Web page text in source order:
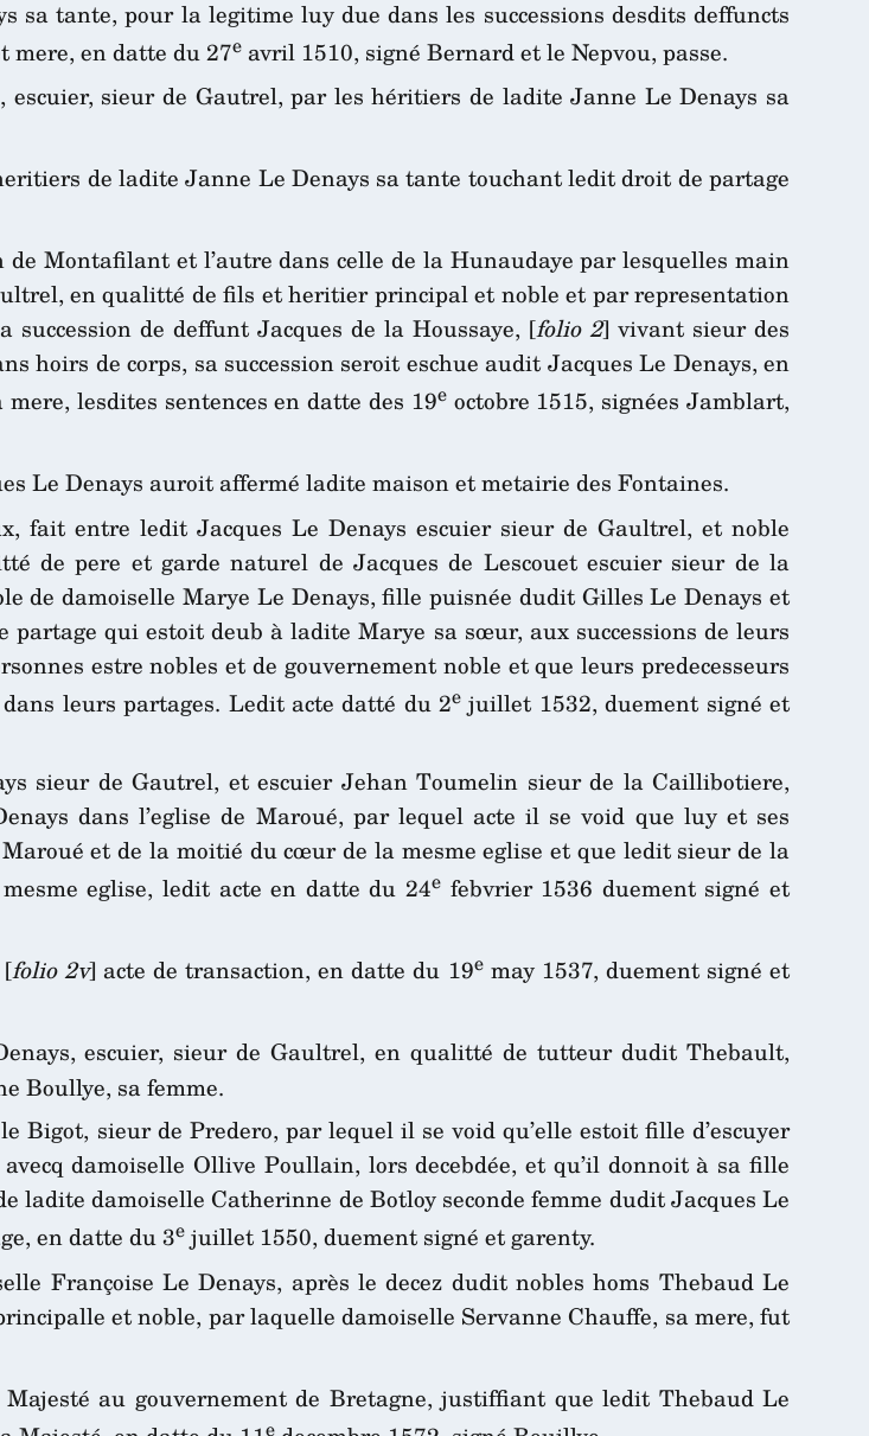
sa tante, pour la legitime luy due dans les successions desdits deffuncts
mere, en datte du 27e avril 1510, signé Bernard et le Nepvou, passe.
escuier, sieur de Gautrel, par les héritiers de ladite Janne Le Denays sa
de ladite Janne Le Denays sa tante touchant ledit droit de partage
Montafilant et l’autre dans celle de la Hunaudaye par lesquelles main
en qualitté de fils et heritier principal et noble et par representation
de deffunt Jacques de la Houssaye, [folio 2] vivant sieur des
hoirs de corps, sa succession seroit eschue audit Jacques Le Denays, en
lesdites sentences en datte des 19eoctobre 1515, signées Jamblart,
Le Denays auroit affermé ladite maison et metairie des Fontaines.
fait entre ledit Jacques Le Denays escuier sieur de Gaultrel, et noble
de pere et garde naturel de Jacques de Lescouet escuier sieur de la
de damoiselle Marye Le Denays, fille puisnée dudit Gilles Le Denays et
qui estoit deub à ladite Marye sa sœur, aux successions de leurs
estre nobles et de gouvernement noble et que leurs predecesseurs
leurs partages. Ledit acte datté du 2e juillet 1532, duement signé et
sieur de Gautrel, et escuier Jehan Toumelin sieur de la Caillibotiere,
dans l’eglise de Maroué, par lequel acte il se void que luy et ses
et de la moitié du cœur de la mesme eglise et que ledit sieur de la
eglise, ledit acte en datte du 24e febvrier 1536 duement signé et
folio 2v] acte de transaction, en datte du 19emay 1537, duement signé et
escuier, sieur de Gaultrel, en qualitté de tutteur dudit Thebault,
Boullye, sa femme.
sieur de Predero, par lequel il se void qu’elle estoit fille d’escuyer
damoiselle Ollive Poullain, lors decebdée, et qu’il donnoit à sa fille
ladite damoiselle Catherinne de Botloy seconde femme dudit Jacques Le
en datte du 3e juillet 1550, duement signé et garenty.
Françoise Le Denays, après le decez dudit nobles homs Thebaud Le
et noble, par laquelle damoiselle Servanne Chauffe, sa mere, fut
au gouvernement de Bretagne, justiffiant que ledit Thebaud Le
e